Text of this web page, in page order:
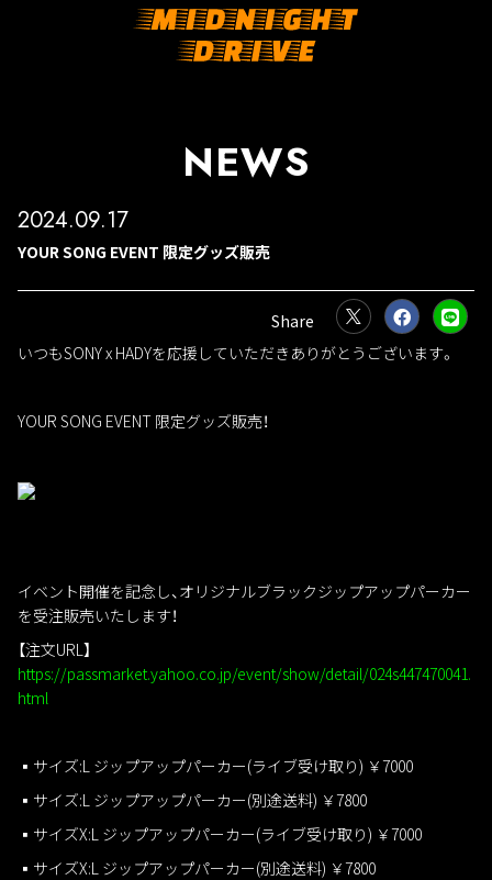
NEWS
2024.09.17
YOUR SONG EVENT 限定グッズ販売
いつもSONY x HADYを応援していただきありがとうございます。
YOUR SONG EVENT 限定グッズ販売！
イベント開催を記念し、オリジナルブラックジップアップパーカー
を受注販売いたします！
【注文URL】
https://passmarket.yahoo.co.jp/event/show/detail/024s447470041.
html
▪️サイズ:L ジップアップパーカー(ライブ受け取り) ￥7000
▪️サイズ:L ジップアップパーカー(別途送料) ￥7800
▪️サイズX:L ジップアップパーカー(ライブ受け取り) ￥7000
▪️サイズX:L ジップアップパーカー(別途送料) ￥7800